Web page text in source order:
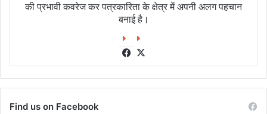
की प्रभावी कवरेज कर पत्रकारिता के क्षेत्र में अपनी अलग पहचान
बनाई है।
Facebook
Find us on Facebook